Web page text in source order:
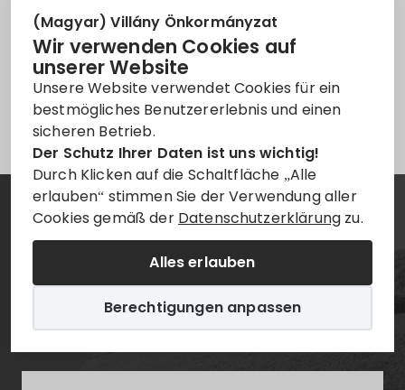
(Magyar) Villány Önkormányzat
Wir verwenden Cookies auf
unserer Website
Unsere Website verwendet Cookies für ein
bestmögliches Benutzererlebnis und einen
sicheren Betrieb.
Der Schutz Ihrer Daten ist uns wichtig!
Durch Klicken auf die Schaltfläche „Alle
erlauben“ stimmen Sie der Verwendung aller
Cookies gemäß der Datenschutzerklärung zu.
Alles erlauben
Berechtigungen anpassen
9. Okt. 2023
karbantartási munkálatok Vízhiány
Leider ist der Eintrag nur aufMagyarverfügbar.
Hírlevél
Értesüljön elsőként a legfrissebb villányi
infókról!